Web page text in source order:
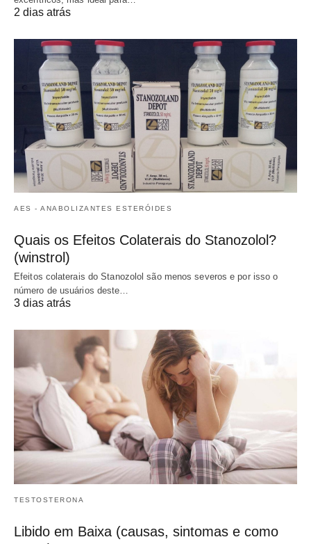
2 dias atrás
AES - ANABOLIZANTES ESTERÓIDES
Quais os Efeitos Colaterais do Stanozolol?
(winstrol)
Efeitos colaterais do Stanozolol são menos severos e por isso o
número de usuários deste…
3 dias atrás
TESTOSTERONA
Libido em Baixa (causas, sintomas e como